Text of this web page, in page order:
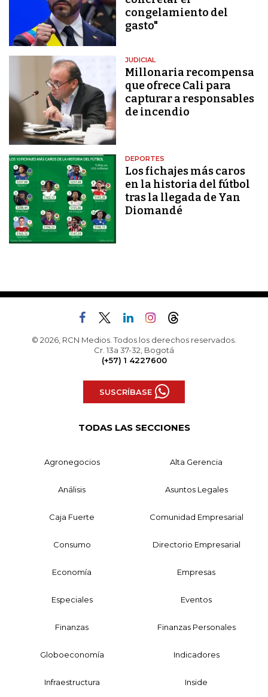
congelamiento del
gasto"
JUDICIAL
Millonaria recompensa
que ofrece Cali para
capturar a responsables
de incendio
DEPORTES
Los fichajes más caros
en la historia del fútbol
tras la llegada de Yan
Diomandé
© 2026, RCN Medios. Todos los derechos reservados.
Cr. 13a 37-32, Bogotá
(+57) 1 4227600
SUSCRÍBASE
TODAS LAS SECCIONES
Agronegocios Alta Gerencia
Análisis Asuntos Legales
Caja Fuerte Comunidad Empresarial
Consumo Directorio Empresarial
Economía Empresas
Especiales Eventos
Finanzas Finanzas Personales
Globoeconomía Indicadores
Infraestructura Inside